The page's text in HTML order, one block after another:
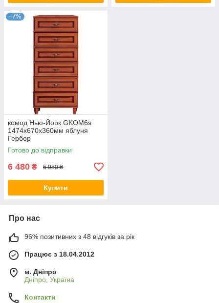
–7%
комод Нью-Йорк GKOM6s
1474х670х360мм яблуня
Гербор
Готово до відправки
6 480 ₴ 6 980 ₴
Купити
Про нас
96% позитивних з 48 відгуків за рік
Працює з 18.04.2012
м. Дніпро
Дніпро, Україна
Контакти